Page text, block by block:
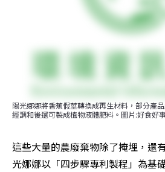
陽光娜娜將香蕉假莖轉換成再生材料，部分產
經調和後還可製成植物液體肥料。圖片:好食好
這些大量的農廢棄物除了掩埋，還
光娜娜以「四步驟專利製程」為基